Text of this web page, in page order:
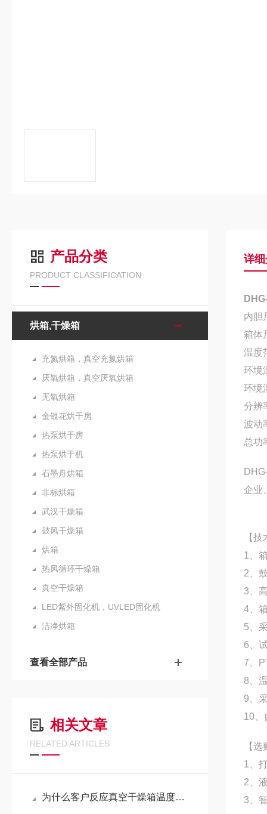
产品分类
PRODUCT CLASSIFICATION
烘箱,干燥箱
充氮烘箱，真空充氮烘箱
厌氧烘箱，真空厌氧烘箱
无氧烘箱
金银花烘干房
热泵烘干房
热泵烘干机
石墨舟烘箱
非标烘箱
武汉干燥箱
鼓风干燥箱
烘箱
热风循环干燥箱
真空干燥箱
LED紫外固化机，UVLED固化机
洁净烘箱
查看全部产品
相关文章
RELATED ARTICLES
为什么客户反应真空干燥箱温度上下偏差大？
详
内胆
箱体
温度
环境
环境
分辨
波动
总功
企业
【
1、
2、
3、
4、
5、
6、
7、
8、
9、
10、
【
1、
2、
3、